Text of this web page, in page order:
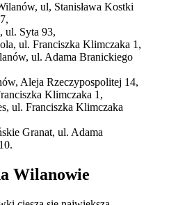
ul, Stanisława Kostki
ul. Syta 93,
ul. Franciszka Klimczaka 1,
ul. Adama Branickiego
Aleja Rzeczypospolitej 14,
Klimczaka 1,
ul. Franciszka Klimczaka
Granat, ul. Adama
Wilanowie